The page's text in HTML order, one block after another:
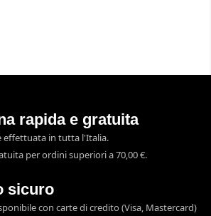
rapida e gratuita
effettuata in tutta l'Italia.
per ordini superiori a 70,00 €.
sicuro
con carte di credito (Visa, Mastercard)